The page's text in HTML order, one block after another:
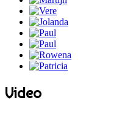
Video